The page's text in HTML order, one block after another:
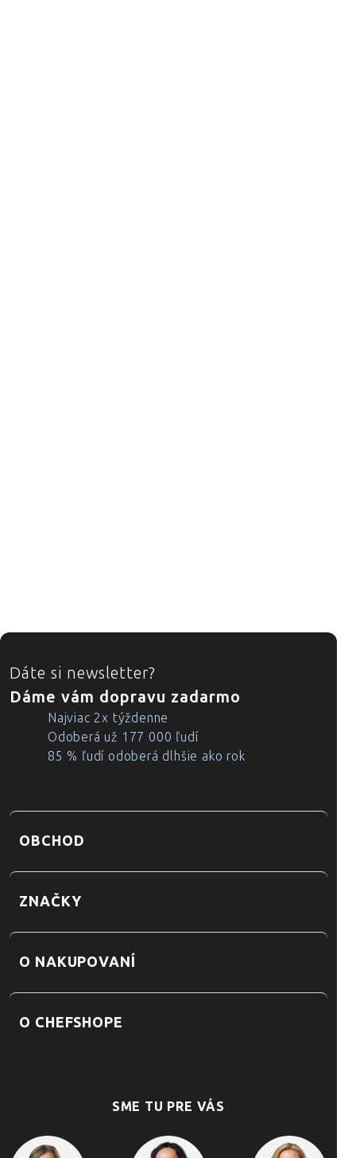
ZÁPÄTIE
Dáte si newsletter?
Dáme vám dopravu zadarmo
Najviac 2x týždenne
Odoberá už 177 000 ľudí
85 % ľudí odoberá dlhšie ako rok
OBCHOD
ZNAČKY
O NAKUPOVANÍ
O CHEFSHOPE
SME TU PRE VÁS